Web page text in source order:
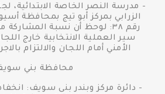
الزرابي بمركز أبو تيج بمحافظة
رقم ٣٨: لوحظ أن نسبة
سير العملية الانتخابية خارج
الأمني أمام اللجان والالتزام
محافظة بني
- دائرة مركز وبندر بنى سويف: